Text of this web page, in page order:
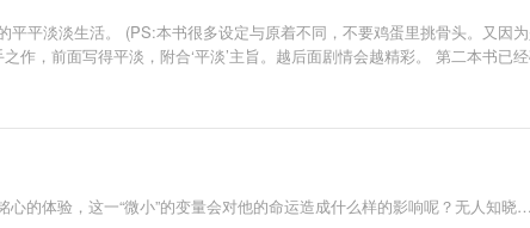
平淡淡生活。 (PS:本书很多设定与原着不同，不要鸡蛋里挑骨头。又因
作，前面写得平淡，附合‘平淡’主旨。越后面剧情会越精彩。 第二本书已
的体验，这一“微小”的变量会对他的命运造成什么样的影响呢？无人知